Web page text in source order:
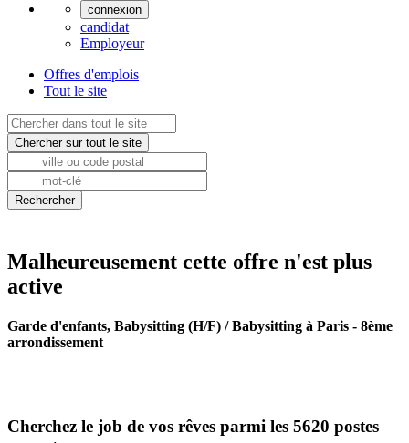
connexion
candidat
Employeur
Offres d'emplois
Tout le site
Malheureusement cette offre n'est plus
active
Garde d'enfants, Babysitting (H/F) / Babysitting à Paris - 8ème
arrondissement
Cherchez le job de vos rêves parmi les 5620 postes